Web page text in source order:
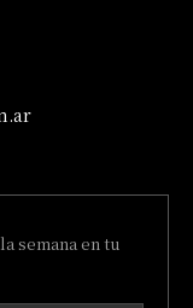
semana en tu